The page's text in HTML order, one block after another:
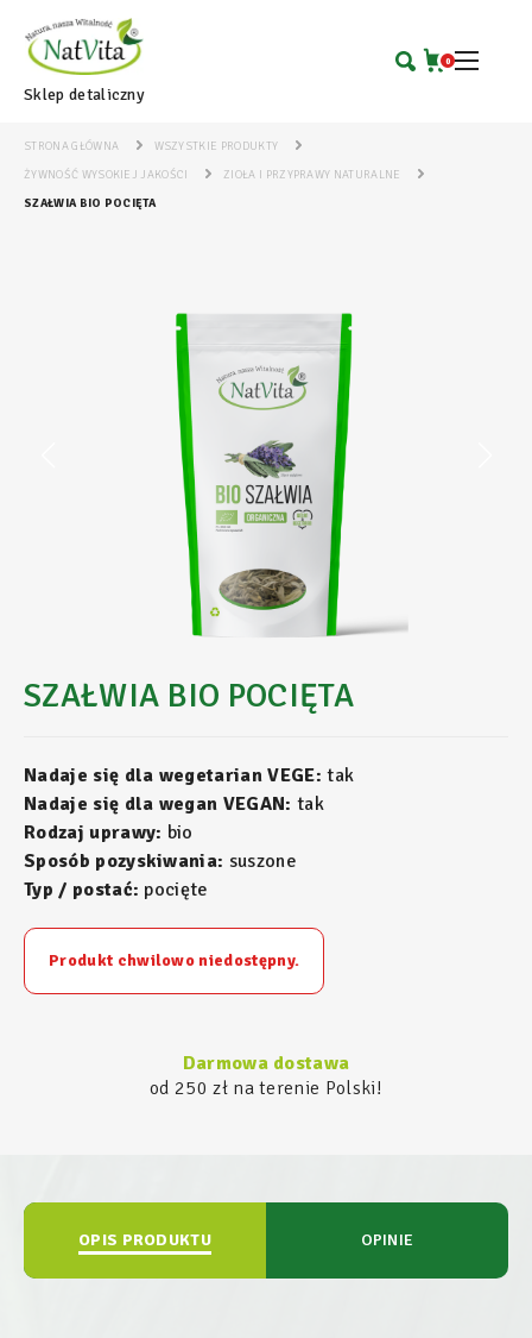
Sklep detaliczny
0
STRONA GŁÓWNA
WSZYSTKIE PRODUKTY
ŻYWNOŚĆ WYSOKIEJ JAKOŚCI
ZIOŁA I PRZYPRAWY NATURALNE
SZAŁWIA BIO POCIĘTA
SZAŁWIA BIO POCIĘTA
Nadaje się dla wegetarian VEGE: tak
Nadaje się dla wegan VEGAN: tak
Rodzaj uprawy: bio
Sposób pozyskiwania: suszone
Typ / postać: pocięte
Produkt chwilowo niedostępny.
Darmowa dostawa
od 250 zł na terenie Polski!
OPIS PRODUKTU OPINIE